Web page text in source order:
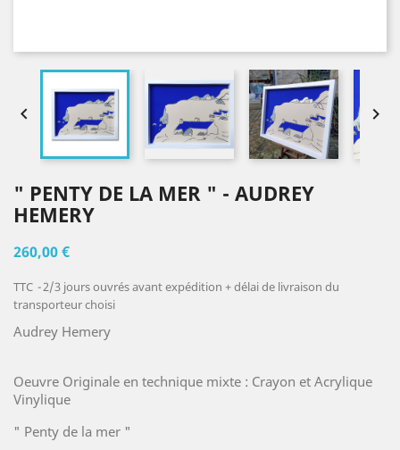
 
" PENTY DE LA MER " - AUDREY
HEMERY
260,00 €
TTC
2/3 jours ouvrés avant expédition + délai de livraison du
transporteur choisi
Audrey Hemery
Oeuvre Originale en technique mixte : Crayon et Acrylique
Vinylique
" Penty de la mer "